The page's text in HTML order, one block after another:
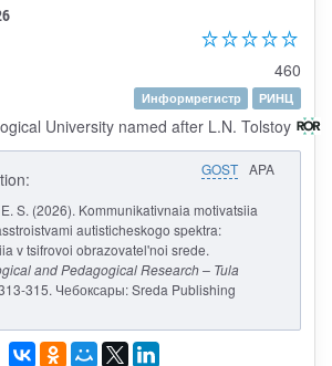
460
Информрегистр
РИНЦ
University named after L.N. Tolstoy
GOST APA
S. (2026). Kommunikativnaia motivatsiia
autisticheskogo spektra:
v tsifrovoi obrazovatel'noi srede.
and Pedagogical Research – Tula
315. Чебоксары: Sreda Publishing